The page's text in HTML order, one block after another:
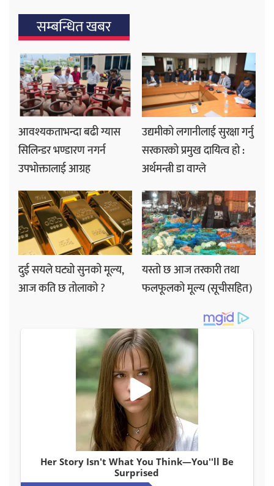
सम्बन्धित खबर
आवश्यकताभन्दा बढी ग्यास
सिलिन्डर भण्डारण नगर्न
उपभोक्तालाई आग्रह
उद्यमीको लगानीलाई सुरक्षा गर्नु
सरकारको प्रमुख दायित्व हो :
अर्थमन्त्री डा वाग्ले
दुई सयले घट्यो सुनको मूल्य,
आज कति छ तोलाको ?
यस्तो छ आज तरकारी तथा
फलफूलको मूल्य (सूचीसहित)